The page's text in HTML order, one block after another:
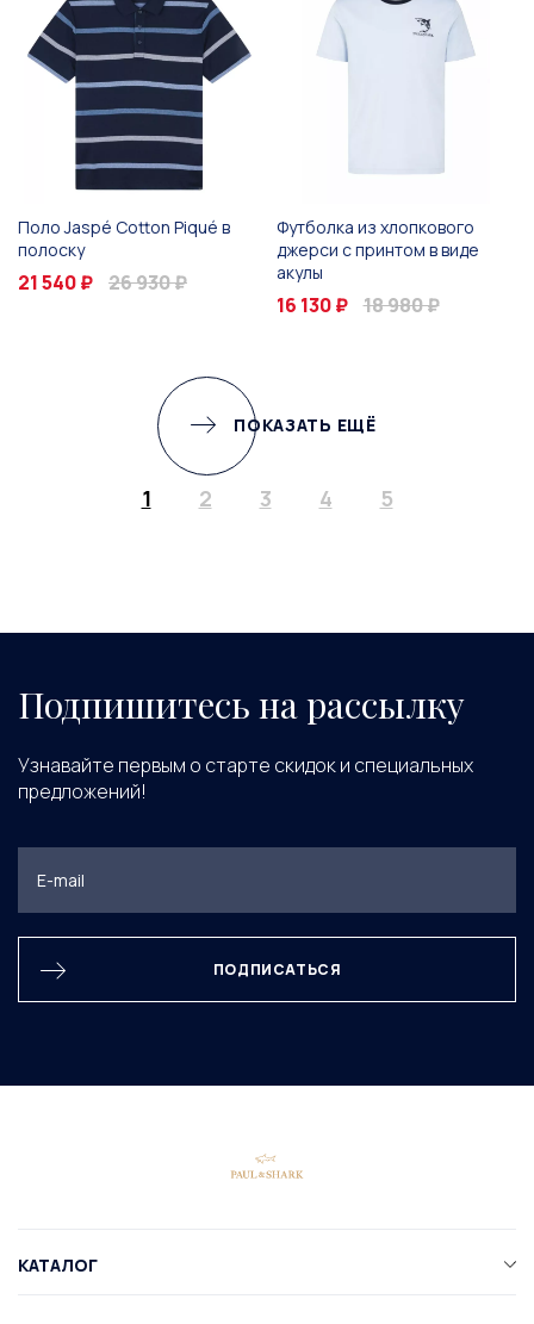
Поло Jaspé Cotton Piqué в
полоску
21 540 ₽ 26 930 ₽
Футболка из хлопкового
джерси с принтом в виде
акулы
16 130 ₽ 18 980 ₽
ПОКАЗАТЬ ЕЩЁ
1 2 3 4 5
Подпишитесь на рассылку
Узнавайте первым о старте скидок и специальных
предложений!
ПОДПИСАТЬСЯ
КАТАЛОГ